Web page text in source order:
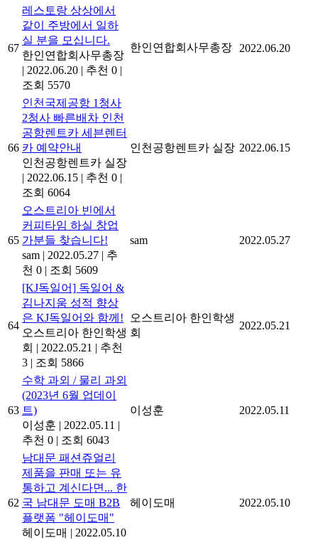
67
레스토랑 상상에서
같이 주방에서 일하
실 분을 모십니다.
한인연합회사무총장
| 2022.06.20 | 추천 0 |
조회 5570
한인연합회사무총장 2022.06.20
66
인천국제공항 1청사
2청사 빠른배차 인천
공항렌트카 세븐렌터
카 예약안내
인천공항렌트카 실장
| 2022.06.15 | 추천 0 |
조회 6064
인천공항렌트카 실장 2022.06.15
65
오스트리아 빈에서
커피타임 하실 창업
가분들 찾습니다!
sam | 2022.05.27 | 추
천 0 | 조회 5609
sam 2022.05.27
64
[KJ독일어] 독일어 &
김나지움 성적 향상
은 KJ독일어와 함께!
오스트리아 한인학생
회 | 2022.05.21 | 추천
3 | 조회 5866
오스트리아 한인학생
회
2022.05.21
63
수학 과외 / 물리 과외
(2023년 6월 업데이
트)
이성훈 | 2022.05.11 |
추천 0 | 조회 6043
이성훈 2022.05.11
62
남대문 패션쥬얼리
제품을 판매 또는 유
통하고 계신다면... 한
국 남대문 도매 B2B
플랫폼 "헤이도매"
헤이도매 | 2022.05.10
헤이도매 2022.05.10